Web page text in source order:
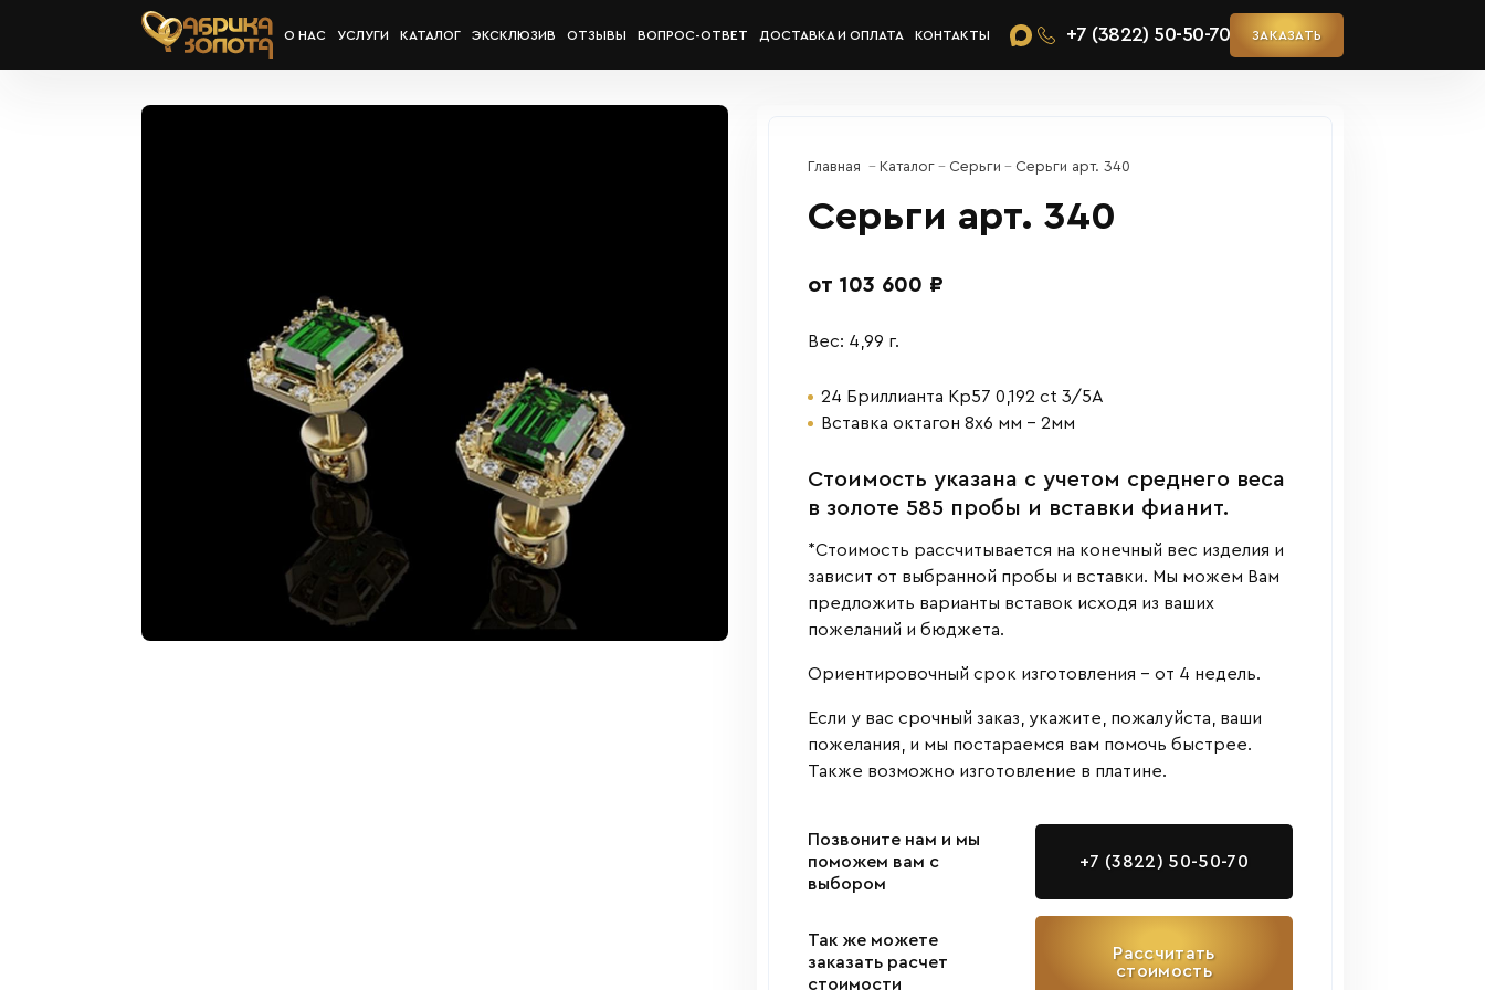
О НАС УСЛУГИ КАТАЛОГ ЭКСКЛЮЗИВ ОТЗЫВЫ ВОПРОС-ОТВЕТ ДОСТАВКА И ОПЛАТА КОНТАКТЫ +7 (3822) 50-50-70 ЗАКАЗАТЬ
Главная Каталог Серьги Серьги арт. 340
Серьги арт. 340
от 103 600 ₽
Вес: 4,99 г.
24 Бриллианта Кр57 0,192 ct 3/5А
Вставка октагон 8х6 мм – 2мм
Cтоимость указана с учетом среднего веса
в золоте 585 пробы и вставки фианит.
*Стоимость рассчитывается на конечный вес изделия и
зависит от выбранной пробы и вставки. Мы можем Вам
предложить варианты вставок исходя из ваших
пожеланий и бюджета.
Ориентировочный срок изготовления - от 4 недель.
Если у вас срочный заказ, укажите, пожалуйста, ваши
пожелания, и мы постараемся вам помочь быстрее.
Также возможно изготовление в платине.
Позвоните нам и мы
поможем вам с
выбором
+7 (3822) 50-50-70
Так же можете
заказать расчет
стоимости
Рассчитать
стоимость